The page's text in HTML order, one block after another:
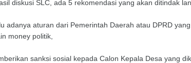
diskusi SLC, ada 5 rekomendasi yang akan ditindak
adanya aturan dari Pemerintah Daerah atau DPRD
money politik,
sanksi sosial kepada Calon Kepala Desa yang